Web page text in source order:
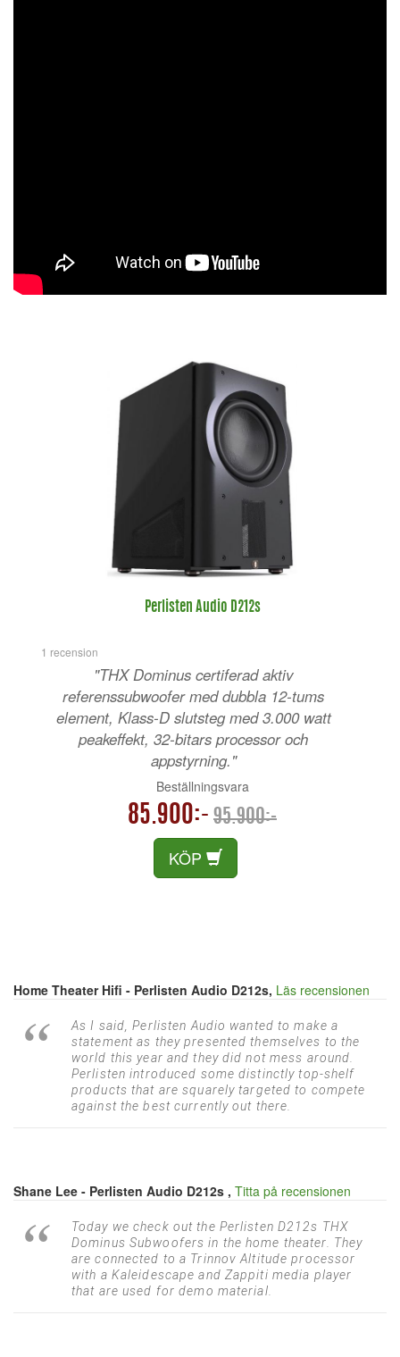
Perlisten Audio D212s
1 recension
"THX Dominus certiferad aktiv
referenssubwoofer med dubbla 12-tums
element, Klass-D slutsteg med 3.000 watt
peakeffekt, 32-bitars processor och
appstyrning."
Beställningsvara
85.900:- 95.900:-
KÖP
Home Theater Hifi - Perlisten Audio D212s, Läs recensionen
As I said, Perlisten Audio wanted to make a
statement as they presented themselves to the
world this year and they did not mess around.
Perlisten introduced some distinctly top-shelf
products that are squarely targeted to compete
against the best currently out there.
Shane Lee - Perlisten Audio D212s , Titta på recensionen
Today we check out the Perlisten D212s THX
Dominus Subwoofers in the home theater. They
are connected to a Trinnov Altitude processor
with a Kaleidescape and Zappiti media player
that are used for demo material.